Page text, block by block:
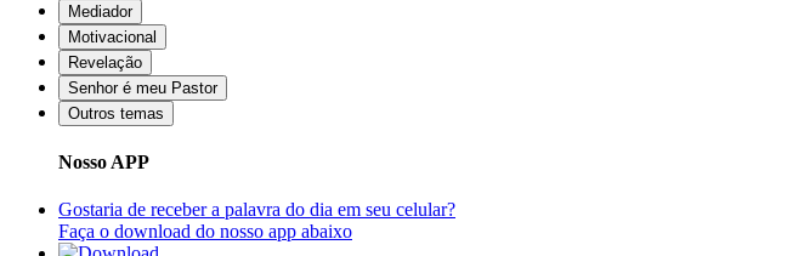
Mediador
Motivacional
Revelação
Senhor é meu Pastor
Outros temas
Nosso APP
Gostaria de receber a palavra do dia em seu celular?
Faça o download do nosso app abaixo